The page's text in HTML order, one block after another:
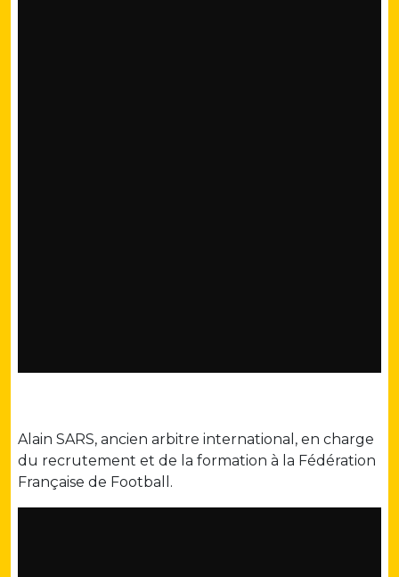
Alain SARS, ancien arbitre international, en charge
du recrutement et de la formation à la Fédération
Française de Football.